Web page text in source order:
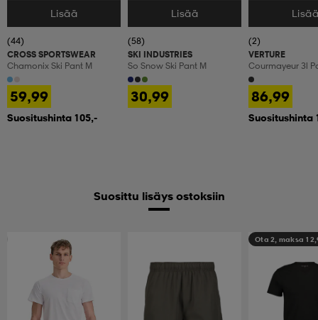
Valitse Koko
Lisää
(44)
CROSS SPORTSWEAR
Chamonix Ski Pant M
59,99
Suositushinta 105,-
Valitse Koko
Lisää
(58)
SKI INDUSTRIES
So Snow Ski Pant M
30,99
Valitse Koko
(2)
VERTURE
Courmayeur 3l
86,99
Suositushinta
Suosittu lisäys ostoksiin
Ota 2, maksa 9,99€ Ota 2, maksa